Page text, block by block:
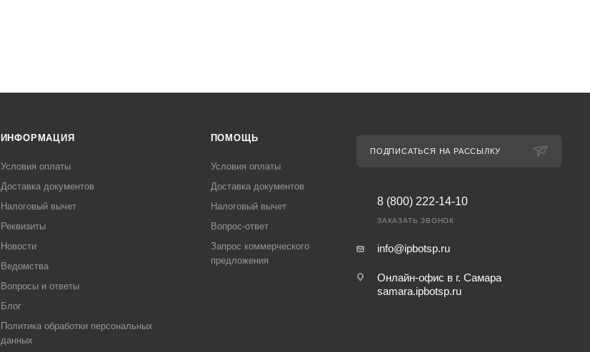
ИНФОРМАЦИЯ
Условия оплаты
Доставка документов
Налоговый вычет
Реквизиты
Новости
Ведомства
Вопросы и ответы
Блог
Политика обработки персональных
данных
ПОМОЩЬ
Условия оплаты
Доставка документов
Налоговый вычет
Вопрос-ответ
Запрос коммерческого
предложения
ПОДПИСАТЬСЯ НА РАССЫЛКУ
8 (800) 222-14-10
ЗАКАЗАТЬ ЗВОНОК
info@ipbotsp.ru
Онлайн-офис в г. Самара
samara.ipbotsp.ru